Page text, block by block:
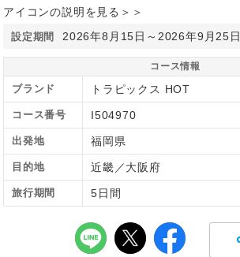
アイコンの説明を見る＞＞
設定期間 2026年8月15日～2026年9月25日
コース情報
ブランド トラピックス HOT
コース番号 I504970
出発地 福岡県
目的地 近畿／大阪府
旅行期間 5日間